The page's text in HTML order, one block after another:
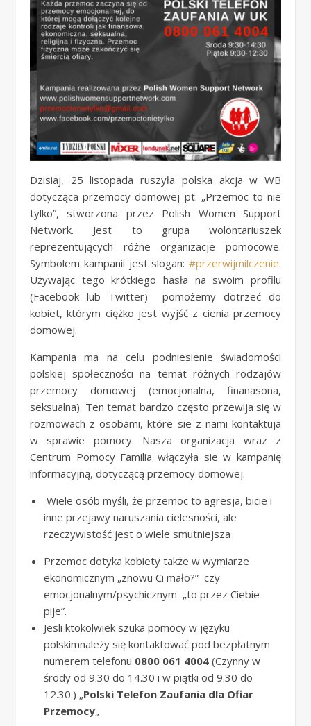
Dzisiaj, 25 listopada ruszyła polska akcja w WB
dotycząca przemocy domowej pt. „Przemoc to nie
tylko”, stworzona przez Polish Women Support
Network. Jest to grupa wolontariuszek
reprezentujących różne organizacje pomocowe.
Symbolem kampanii jest slogan: #przerwijmilczenie.
Używając tego krótkiego hasła na swoim profilu
(Facebook lub Twitter) pomożemy dotrzeć do
kobiet, którym ciężko jest wyjść z cienia przemocy
domowej.
Kampania ma na celu podniesienie świadomości
polskiej społeczności na temat różnych rodzajów
przemocy domowej (emocjonalna, finanasona,
seksualna). Ten temat bardzo często przewija się w
rozmowach z osobami, które sie z nami kontaktuja
w sprawie pomocy. Nasza organizacja wraz z
Centrum Pomocy Familia włączyła sie w kampanię
informacyjną, dotyczącą przemocy domowej.
Wiele osób myśli, że przemoc to agresja, bicie i
inne przejawy naruszania cielesności, ale
rzeczywistość jest o wiele smutniejsza
Przemoc dotyka kobiety także w wymiarze
ekonomicznym „znowu Ci mało?” czy
emocjonalnym/psychicznym „to przez Ciebie
pije”.
Jesli ktokolwiek szuka pomocy w języku
polskimnależy się kontaktować pod bezpłatnym
numerem telefonu 0800 061 4004 (Czynny w
środy od 9.30 do 14.30 i w piątki od 9.30 do
12.30.) „Polski Telefon Zaufania dla Ofiar
Przemocy„